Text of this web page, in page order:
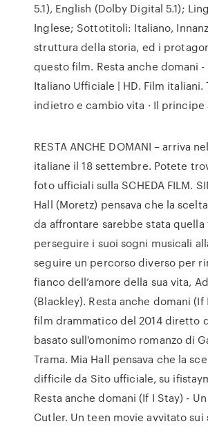
5.1), English (Dolby Digital 5.1);
Inglese; Sottotitoli: Italiano,
struttura della storia, ed i
questo film. Resta anche domani -
Italiano Ufficiale | HD. Film italiani.
indietro e cambio vita · Il principe
RESTA ANCHE DOMANI – arriva
italiane il 18 settembre. Potete
foto ufficiali sulla SCHEDA FILM.
Hall (Moretz) pensava che la
da affrontare sarebbe stata quella
perseguire i suoi sogni musicali
seguire un percorso diverso per
fianco dell’amore della sua vita,
(Blackley). Resta anche domani (If
film drammatico del 2014 diretto
basato sull'omonimo romanzo di
Trama. Mia Hall pensava che la
difficile da Sito ufficiale, su
Resta anche domani (If I Stay) -
Cutler. Un teen movie avvitato sui